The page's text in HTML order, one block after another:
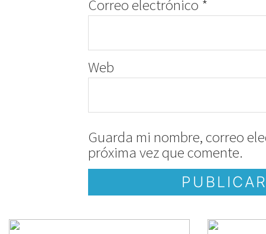
Correo electrónico *
Web
Guarda mi nombre, correo
próxima vez que comente.